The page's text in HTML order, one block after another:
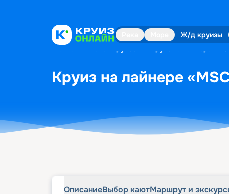
Ж/д круизы
Главная Поиск круизов Круиз на лайнере
Круиз на лайнере
ОписаниеВыбор каютМаршрут и